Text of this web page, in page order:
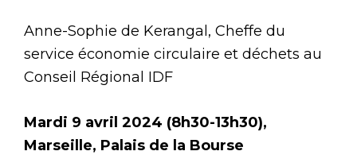
Anne-Sophie de Kerangal, Cheffe du
service économie circulaire et déchets au
Conseil Régional IDF
Mardi 9 avril 2024 (8h30-13h30),
Marseille, Palais de la Bourse